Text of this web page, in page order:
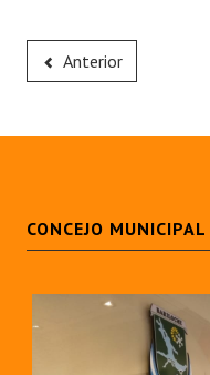
Anterior
CONCEJO